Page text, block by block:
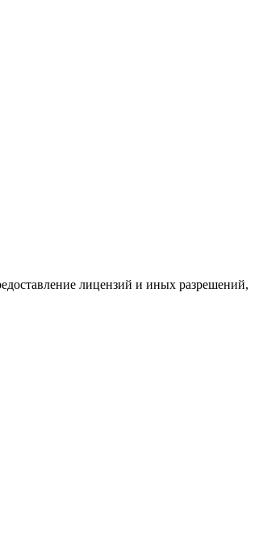
лицензий и иных разрешений,